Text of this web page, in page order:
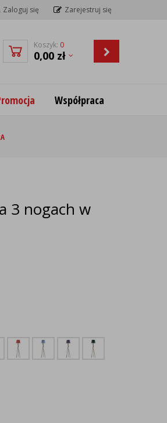
Zaloguj się Zarejestruj się
Koszyk: 0
0,00 zł
Współpraca
3 nogach w